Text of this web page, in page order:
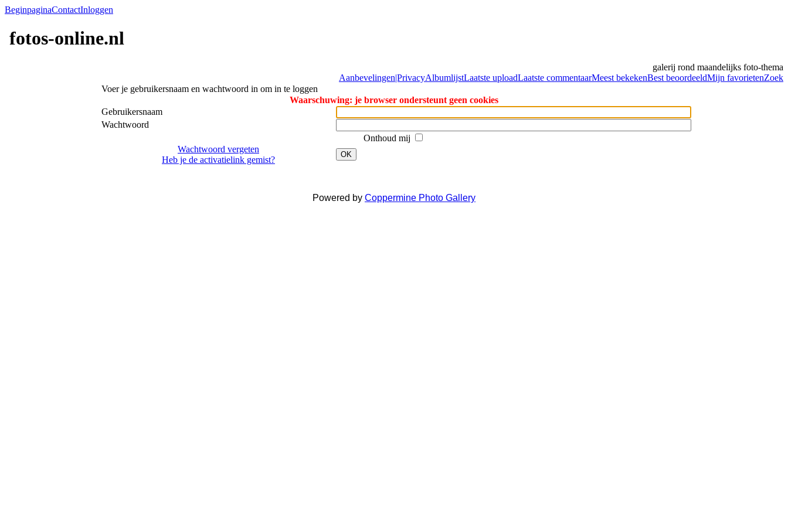
BeginpaginaContactInloggen
fotos-online.nl
galerij rond maandelijks foto-thema
Aanbevelingen|PrivacyAlbumlijstLaatste uploadLaatste commentaarMeest bekekenBest beoordeeldMijn favorietenZoek
Voer je gebruikersnaam en wachtwoord in om in te loggen
Waarschuwing: je browser ondersteunt geen cookies
Gebruikersnaam
Wachtwoord
Onthoud mij
Wachtwoord vergeten
Heb je de activatielink gemist?
OK
Powered by Coppermine Photo Gallery